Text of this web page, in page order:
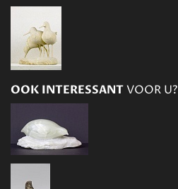
OOK INTERESSANTVOOR U?